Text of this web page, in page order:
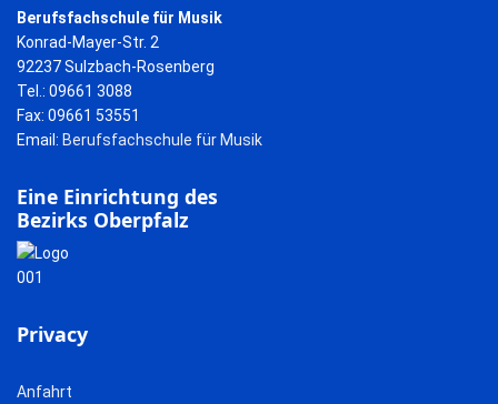
Berufsfachschule für Musik
Konrad-Mayer-Str. 2
92237 Sulzbach-Rosenberg
Tel.: 09661 3088
Fax: 09661 53551
Email: Berufsfachschule für Musik
Eine Einrichtung des
Bezirks Oberpfalz
Privacy
Anfahrt